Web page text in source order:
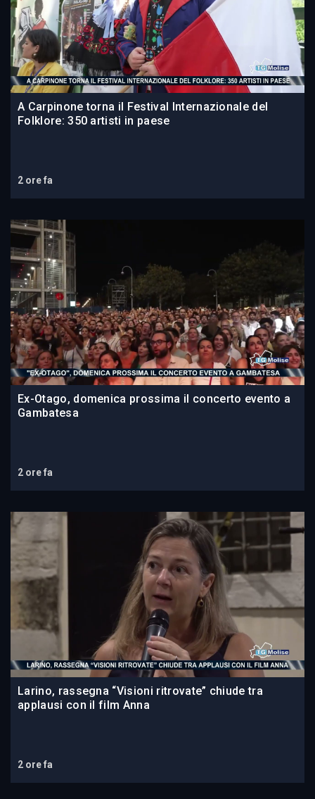
A Carpinone torna il Festival Internazionale del
Folklore: 350 artisti in paese
2 ore fa
Ex-Otago, domenica prossima il concerto evento a
Gambatesa
2 ore fa
Larino, rassegna “Visioni ritrovate” chiude tra
applausi con il film Anna
2 ore fa